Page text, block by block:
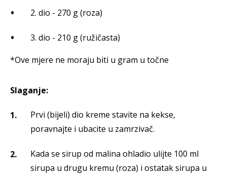
2. dio - 270 g (roza)
3. dio - 210 g (ružičasta)
*Ove mjere ne moraju biti u gram u točne
Slaganje:
Prvi (bijeli) dio kreme stavite na kekse,
poravnajte i ubacite u zamrzivač.
Kada se sirup od malina ohladio ulijte 100 ml
sirupa u drugu kremu (roza) i ostatak sirupa u